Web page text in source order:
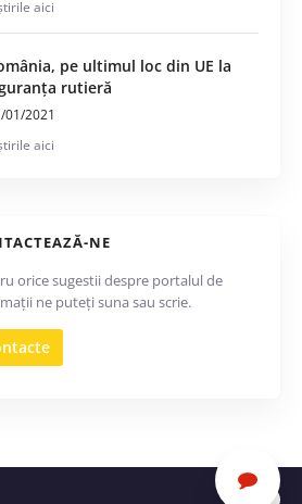
aici
pe ultimul loc din UE la
rutieră
01/2021
aici
NE
orice sugestii despre portalul de
ne puteți suna sau scrie.